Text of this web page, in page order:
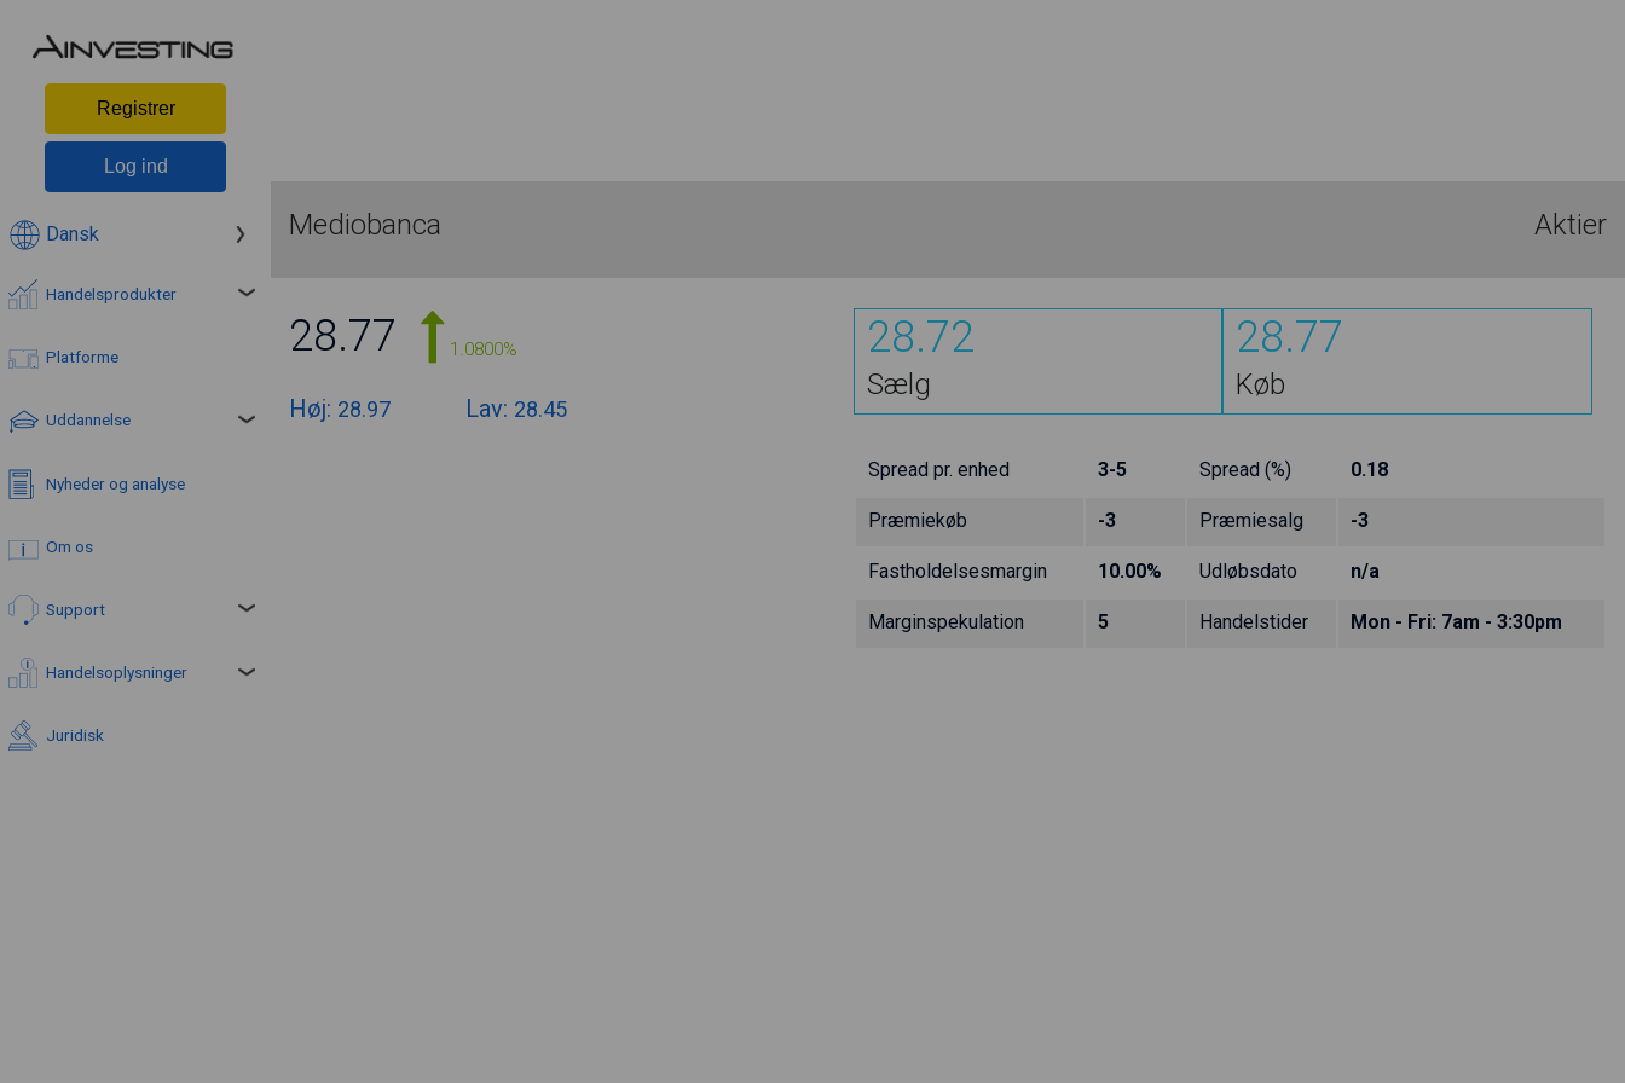
Registrer
Log ind
Dansk
Handelsprodukter
Platforme
Uddannelse
Nyheder og analyse
Om os
Support
Handelsoplysninger
Juridisk
Mediobanca Aktier
28.77 1.0800%
Høj: 28.97 Lav: 28.45
28.72
Sælg
28.77
Køb
Spread pr. enhed 3-5 Spread (%) 0.18
Præmiekøb -3 Præmiesalg -3
Fastholdelsesmargin 10.00% Udløbsdato n/a
Marginspekulation 5 Handelstider Mon - Fri: 7am - 3:30pm